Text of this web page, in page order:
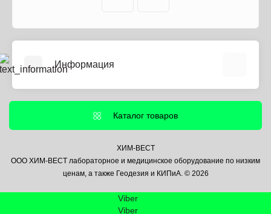
Информация
Информация о доставке
Политика безопасности
Контакты
Каталог товаров
ХИМ-ВЕСТ
ООО ХИМ-ВЕСТ лабораторное и медицинское оборудование по низким
ценам, а также Геодезия и КИПиА. © 2026
Viber
Viber